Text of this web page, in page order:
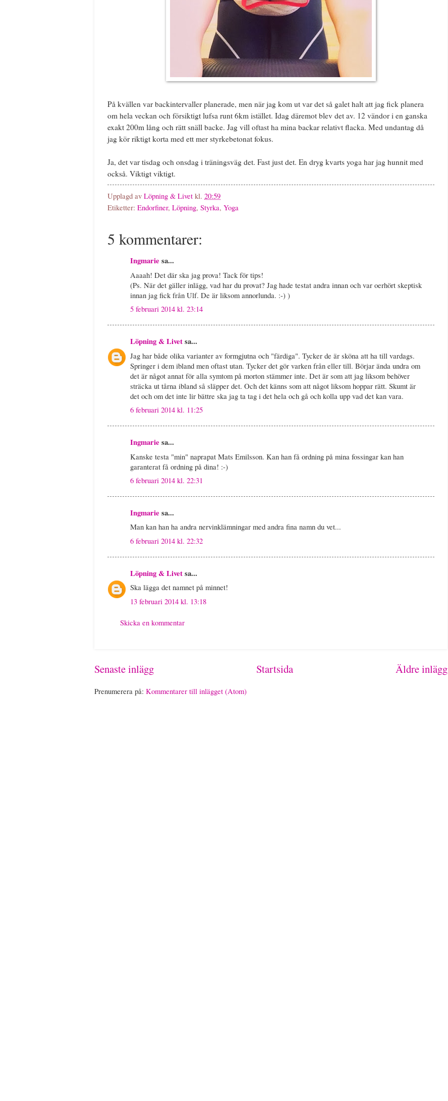
På kvällen var backintervaller planerade, men när jag kom ut var det så galet halt att jag fick planera
om hela veckan och försiktigt lufsa runt 6km istället. Idag däremot blev det av. 12 vändor i en ganska
exakt 200m lång och rätt snäll backe. Jag vill oftast ha mina backar relativt flacka. Med undantag då
jag kör riktigt korta med ett mer styrkebetonat fokus.
Ja, det var tisdag och onsdag i träningsväg det. Fast just det. En dryg kvarts yoga har jag hunnit med
också. Viktigt viktigt.
Upplagd av Löpning & Livet kl. 20:59
Etiketter: Endorfiner, Löpning, Styrka, Yoga
5 kommentarer:
Ingmarie sa...
Aaaah! Det där ska jag prova! Tack för tips!
(Ps. När det gäller inlägg, vad har du provat? Jag hade testat andra innan och var oerhört skeptisk
innan jag fick från Ulf. De är liksom annorlunda. :-) )
5 februari 2014 kl. 23:14
Löpning & Livetsa...
Jag har både olika varianter av formgjutna och "färdiga". Tycker de är sköna att ha till vardags.
Springer i dem ibland men oftast utan. Tycker det gör varken från eller till. Börjar ända undra om
det är något annat för alla symtom på morton stämmer inte. Det är som att jag liksom behöver
sträcka ut tårna ibland så släpper det. Och det känns som att något liksom hoppar rätt. Skumt är
det och om det inte lir bättre ska jag ta tag i det hela och gå och kolla upp vad det kan vara.
6 februari 2014 kl. 11:25
Ingmarie sa...
Kanske testa "min" naprapat Mats Emilsson. Kan han få ordning på mina fossingar kan han
garanterat få ordning på dina! :-)
6 februari 2014 kl. 22:31
Ingmarie sa...
Man kan han ha andra nervinklämningar med andra fina namn du vet...
6 februari 2014 kl. 22:32
Löpning & Livetsa...
Ska lägga det namnet på minnet!
13 februari 2014 kl. 13:18
Skicka en kommentar
Senaste inlägg Äldre inlägg
Startsida
Prenumerera på: Kommentarer till inlägget (Atom)